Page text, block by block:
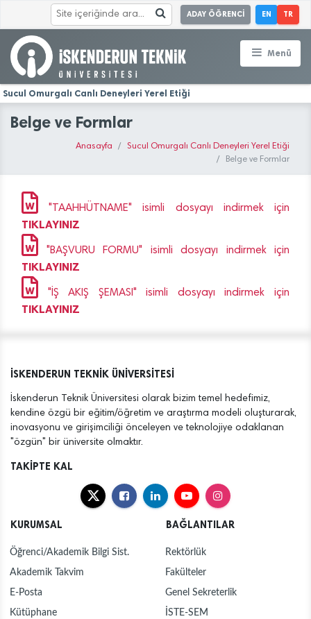
ADAY ÖĞRENCİ EN TR
Menü
Sucul Omurgalı Canlı Deneyleri Yerel Etiği
Belge ve Formlar
Anasayfa
Sucul Omurgalı Canlı Deneyleri Yerel Etiği
Belge ve Formlar
"TAAHHÜTNAME" isimli dosyayı indirmek için
TIKLAYINIZ
"BAŞVURU FORMU" isimli dosyayı indirmek için
TIKLAYINIZ
"İŞ AKIŞ ŞEMASI" isimli dosyayı indirmek için
TIKLAYINIZ
İSKENDERUN TEKNİK ÜNİVERSİTESİ
İskenderun Teknik Üniversitesi olarak bizim temel hedefimiz,
kendine özgü bir eğitim/öğretim ve araştırma modeli oluşturarak,
inovasyonu ve girişimciliği önceleyen ve teknolojiye odaklanan
"özgün" bir üniversite olmaktır.
TAKİPTE KAL
KURUMSAL
Öğrenci/Akademik Bilgi Sist.
Akademik Takvim
E-Posta
Kütüphane
BAĞLANTILAR
Rektörlük
Fakülteler
Genel Sekreterlik
İSTE-SEM